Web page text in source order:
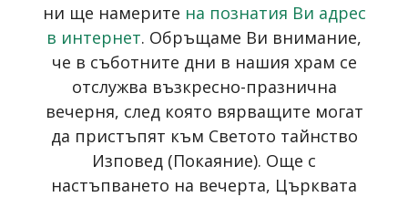
ни ще намерите на познатия Ви адрес
в интернет. Обръщаме Ви внимание,
че в съботните дни в нашия храм се
отслужва възкресно-празнична
вечерня, след която вярващите могат
да пристъпят към Светото тайнство
Изповед (Покаяние). Още с
настъпването на вечерта, Църквата